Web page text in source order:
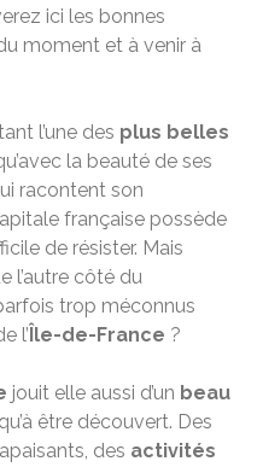
ici les bonnes
moment et à venir à
l’une des plus belles
la beauté de ses
racontent son
française possède
de résister. Mais
l’autre côté du
trop méconnus
l’Île-de-France ?
jouit elle aussi d’un beau
être découvert. Des
apaisants, des activités